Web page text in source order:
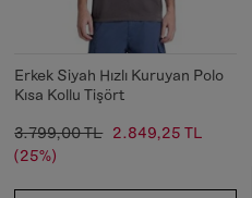
Erkek Siyah Hızlı Kuruyan Polo
Kısa Kollu Tişört
3.799,00 TL 2.849,25 TL
(25%)